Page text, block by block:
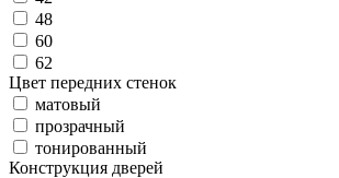
48
60
62
Цвет передних стенок
матовый
прозрачный
тонированный
Конструкция дверей